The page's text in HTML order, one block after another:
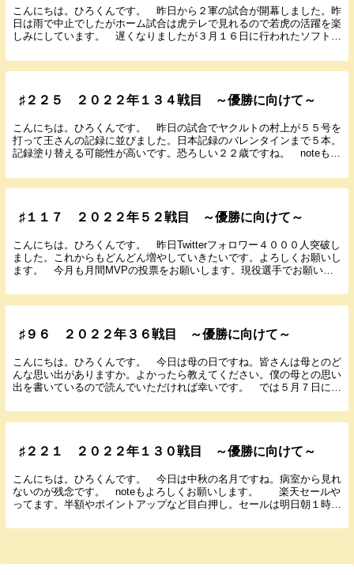
こんにちは。ひろくんです。 昨日から２軍の試合が開幕しました。昨
日は雨で中止でしたがホーム試合は虎テレで見れるので若虎の活躍を楽
しみにしています。 遅くなりましたが３月１６日に行われたソフトバ
♯２２５ ２０２２年１３４戦目 ～優勝に向けて～
こんにちは。ひろくんです。 昨日の試合でヤクルトの村上が５５号を
打って王さんの記録に並びました。日本記録のバレンタインまで５本。
記録塗り替える可能性が高いです。恐ろしい２２歳ですね。 noteもよ
♯１１７ ２０２２年５２戦目 ～優勝に向けて～
こんにちは。ひろくんです。 昨日Twitterフォロワー４０００人突破し
ました。これからもどんどん増やしていきたいです。よろしくお願いし
ます。 今月も月間MVPの投票をお願いします。現役選手でお願いし
♯９６ ２０２２年３６戦目 ～優勝に向けて～
こんにちは。ひろくんです。 今日は母の日ですね。皆さんは母とのど
んな思い出がありますか。よかったら教えてください。僕の母との思い
出を書いているので読んでいただければ幸いです。 では５月７日に行
♯２２１ ２０２２年１３０戦目 ～優勝に向けて～
こんにちは。ひろくんです。 今日は中秋の名月ですね。病室から見れ
ないのが残念です。 noteもよろしくお願いします。 楽天セールや
ってます。半額やポイントアップなど目白押し。セールは明日朝１時５